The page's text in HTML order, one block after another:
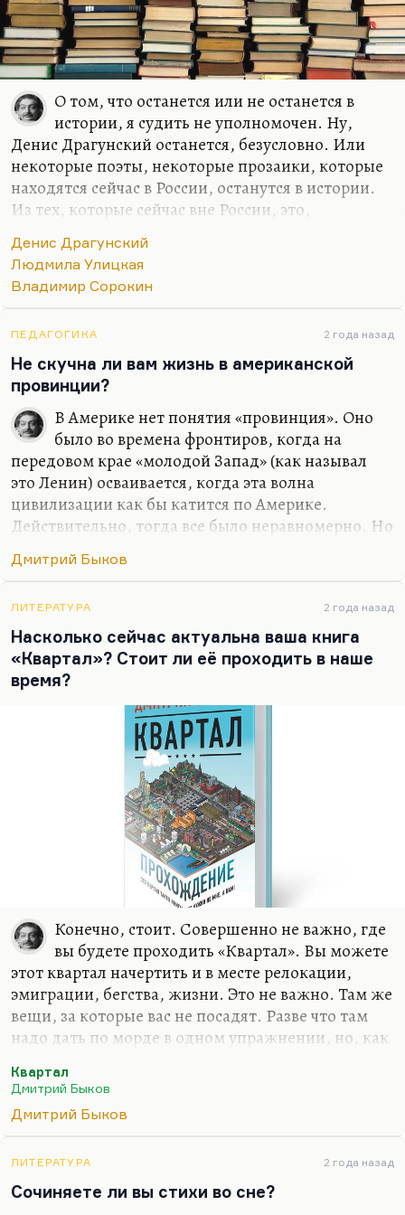
О том, что останется или не останется в
истории, я судить не уполномочен. Ну,
Денис Драгунский останется, безусловно. Или
некоторые поэты, некоторые прозаики, которые
находятся сейчас в России, останутся в истории.
Из тех, которые сейчас вне России, это,
«Маленький рай» и с предыдущими. Она – один
из самых думающих сегодня людей. Безусловно,
Улицкая – она себе место обеспечила, Сорокин
чем.
Я думаю, что хорошие шансы есть у молодых
авторов – у тех, кому сегодня, условно говоря, лет
двадцать пять, как Илье Воронову.
Если вопрос был о тех вписавшихся в
литературный контекст, кто подсуетился и…
Денис Драгунский
Людмила Улицкая
Владимир Сорокин
ПЕДАГОГИКА 2 года назад
Не скучна ли вам жизнь в американской
провинции?
В Америке нет понятия «провинция». Оно
было во времена фронтиров, когда на
передовом крае «молодой Запад» (как называл
это Ленин) осваивается, когда эта волна
цивилизации как бы катится по Америке.
Действительно, тогда все было неравномерно. Но
примерно сельской. Стоит проехать три минуты,
почти центре города. Соответственно, ощущения
провинции у меня нет потому, что я ведь всегда
жил, очень много времени проводил в Чепелеве,
на даче своей. Или в «Березках», любимом
пансионате. И у меня ровно такой же пейзаж
здесь, ровно с теми же грибами. Но проблема в
том, что до Чепелева час ехать, а иногда и два, в
Дмитрий Быков
ЛИТЕРАТУРА 2 года назад
Насколько сейчас актуальна ваша книга
«Квартал»? Стоит ли её проходить в наше
время?
Конечно, стоит. Совершенно не важно, где
вы будете проходить «Квартал». Вы можете
этот квартал начертить и в месте релокации,
эмиграции, бегства, жизни. Это не важно. Там же
вещи, за которые вас не посадят. Разве что там
надо дать по морде в одном упражнении, но, как
ведь проходится с единственной целью –
вырваться из привычных связей.
какому принципу построены все эти упражнения.
Надо вырвать себя из паутины ложных связей, из
цепочек ложных долгов, из обязательств, из
Квартал
Дмитрий Быков
Дмитрий Быков
ЛИТЕРАТУРА 2 года назад
Сочиняете ли вы стихи во сне?